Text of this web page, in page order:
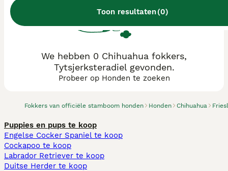
Toon resultaten(0)
Fokkers van officiële stamboom honden Honden Chihuahua
We hebben 0 Chihuahua fokkers,
Tytsjerksteradiel gevonden.
Probeer op Honden te zoeken
Puppies en pups te koop
Engelse Cocker Spaniel te koop
Cockapoo te koop
Labrador Retriever te koop
Duitse Herder te koop